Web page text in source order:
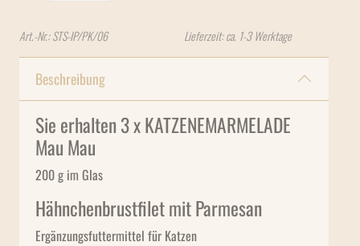
Art.-Nr.:STS-IP/PK/06 Lieferzeit: ca. 1-3 Werktage
Beschreibung
Sie erhalten 3 x KATZENEMARMELADE
Mau Mau
200 g im Glas
Hähnchenbrustfilet mit Parmesan
Ergänzungsfuttermittel für Katzen